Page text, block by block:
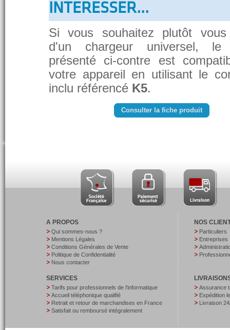
INTERESSER...
Si vous souhaitez plutôt vous
d'un chargeur universel, le
présenté ci-contre est
votre appareil en utilisant le
inclu référencé K5.
Consulter la fiche produit
A PROPOS
Qui sommes-nous ?
Mentions Légales
Conditions Générales de Vente
Politique de Confidentialité
Nous contacter
SERVICES
Tarifs pour professionnels de l’informatique
Accueil téléphonique qualifié
Retrait et retour de marchandises en France
Satisfait ou remboursé intégralement
NOS
Particuliers
Entreprises
Assurance
Expédition
Livraison